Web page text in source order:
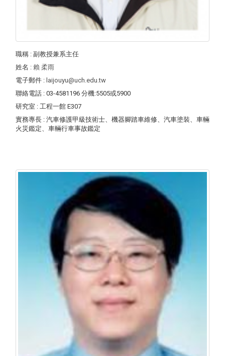
職稱 : 副教授兼系主任
姓名 : 賴 柔雨
電子郵件 : laijouyu@uch.edu.tw
聯絡電話 : 03-4581196 分機:5505或5900
研究室 : 工程一館 E307
實務專長 : 汽車修護甲級技術士、機器腳踏車維修、汽車塗裝、車輛
火災鑑定、車輛行車事故鑑定